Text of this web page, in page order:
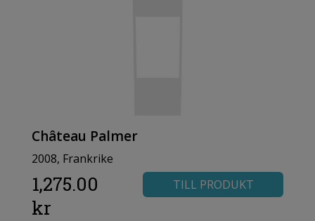
Château Palmer
2008, Frankrike
1,275.00
kr
TILL PRODUKT